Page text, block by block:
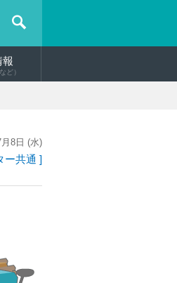
報
ど）
8日 (水)
ー共通 ]